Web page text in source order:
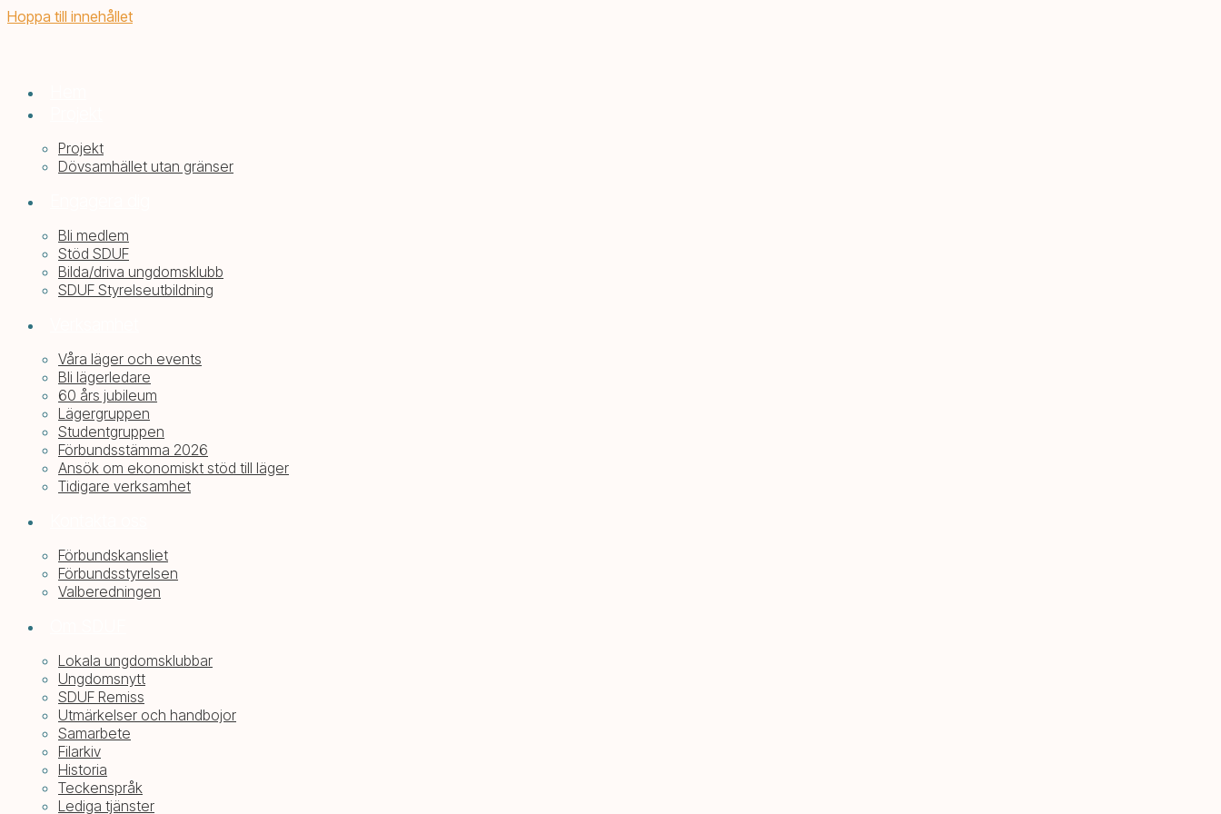
Hoppa till innehållet
Projekt
Dövsamhället utan gränser
Bli medlem
Stöd SDUF
Bilda/driva ungdomsklubb
SDUF Styrelseutbildning
Våra läger och events
Bli lägerledare
60 års jubileum
Lägergruppen
Studentgruppen
Förbundsstämma 2026
Ansök om ekonomiskt stöd till läger
Tidigare verksamhet
Förbundskansliet
Förbundsstyrelsen
Valberedningen
Lokala ungdomsklubbar
Ungdomsnytt
SDUF Remiss
Utmärkelser och handbojor
Samarbete
Filarkiv
Historia
Teckenspråk
Lediga tjänster